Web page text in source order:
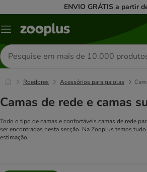
ENVIO GRÁTIS a partir
Menu
Pesquisar
produtos
Roedores Acessórios para gaiolas
Camas de rede e camas
Todo o tipo de camas e confortáveis camas de rede
ser encontradas nesta secção. Na Zooplus temos
estimação.